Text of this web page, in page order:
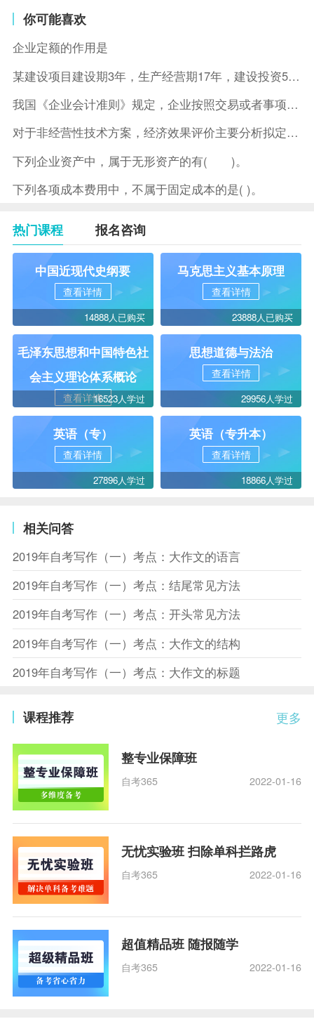
你可能喜欢
企业定额的作用是
某建设项目建设期3年，生产经营期17年，建设投资5500万元
我国《企业会计准则》规定，企业按照交易或者事项的经济特征确定
对于非经营性技术方案，经济效果评价主要分析拟定方案的( )。
下列企业资产中，属于无形资产的有( )。
下列各项成本费用中，不属于固定成本的是( )。
热门课程 报名咨询
中国近现代史纲要
查看详情
14888人已购买
马克思主义基本原理
查看详情
23888人已购买
毛泽东思想和中国特色社
会主义理论体系概论
查看详情16523人学过
思想道德与法治
查看详情
29956人学过
英语（专）
查看详情
27896人学过
英语（专升本）
查看详情
18866人学过
相关问答
2019年自考写作（一）考点：大作文的语言
2019年自考写作（一）考点：结尾常见方法
2019年自考写作（一）考点：开头常见方法
2019年自考写作（一）考点：大作文的结构
2019年自考写作（一）考点：大作文的标题
更多
课程推荐
整专业保障班
自考365 2022-01-16
无忧实验班 扫除单科拦路虎
自考365 2022-01-16
超值精品班 随报随学
自考365 2022-01-16